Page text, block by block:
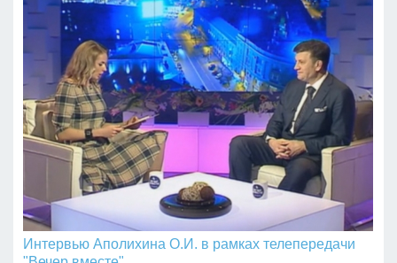
Интервью Аполихина О.И. в рамках телепередачи